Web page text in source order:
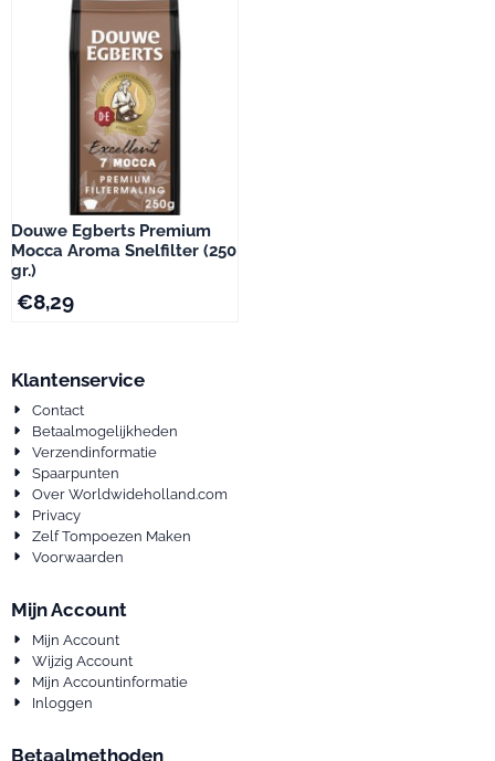
Douwe Egberts Premium
Mocca Aroma Snelfilter (250
gr.)
€8,29
Klantenservice
Contact
Betaalmogelijkheden
Verzendinformatie
Spaarpunten
Over Worldwideholland.com
Privacy
Zelf Tompoezen Maken
Voorwaarden
Mijn Account
Mijn Account
Wijzig Account
Mijn Accountinformatie
Inloggen
Betaalmethoden